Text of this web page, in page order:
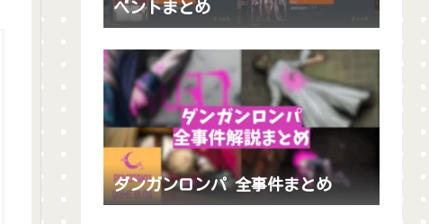
ベントまとめ
ダンガンロンパ 全事件まとめ